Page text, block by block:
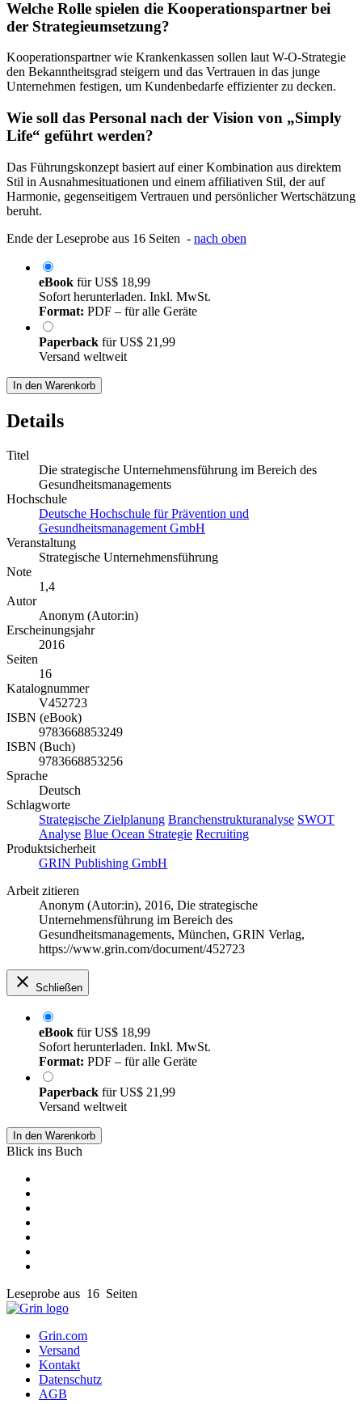
Welche Rolle spielen die Kooperationspartner bei
der Strategieumsetzung?
Kooperationspartner wie Krankenkassen sollen laut W-O-Strategie
den Bekanntheitsgrad steigern und das Vertrauen in das junge
Unternehmen festigen, um Kundenbedarfe effizienter zu decken.
Wie soll das Personal nach der Vision von „Simply
Life“ geführt werden?
Das Führungskonzept basiert auf einer Kombination aus direktem
Stil in Ausnahmesituationen und einem affiliativen Stil, der auf
Harmonie, gegenseitigem Vertrauen und persönlicher Wertschätzung
beruht.
Ende der Leseprobe aus 16 Seiten - nach oben
eBook fürUS$ 18,99
Sofort herunterladen. Inkl. MwSt.
Format: PDF – für alle Geräte
Paperback fürUS$ 21,99
Versand weltweit
In den Warenkorb
Details
Titel
Die strategische Unternehmensführung im Bereich des
Gesundheitsmanagements
Hochschule
Deutsche Hochschule für Prävention und
Gesundheitsmanagement GmbH
Veranstaltung
Strategische Unternehmensführung
Note
1,4
Autor
Anonym (Autor:in)
Erscheinungsjahr
2016
Seiten
16
Katalognummer
V452723
ISBN (eBook)
9783668853249
ISBN (Buch)
9783668853256
Sprache
Deutsch
Schlagworte
Strategische Zielplanung Branchenstrukturanalyse SWOT
Analyse Blue Ocean Strategie Recruiting
Produktsicherheit
GRIN Publishing GmbH
Arbeit zitieren
Anonym (Autor:in), 2016, Die strategische
Unternehmensführung im Bereich des
Gesundheitsmanagements, München, GRIN Verlag,
https://www.grin.com/document/452723
Schließen
eBook fürUS$ 18,99
Sofort herunterladen. Inkl. MwSt.
Format: PDF – für alle Geräte
Paperback fürUS$ 21,99
Versand weltweit
In den Warenkorb
Blick ins Buch
Leseprobe aus 16 Seiten
Grin.com
Versand
Kontakt
Datenschutz
AGB